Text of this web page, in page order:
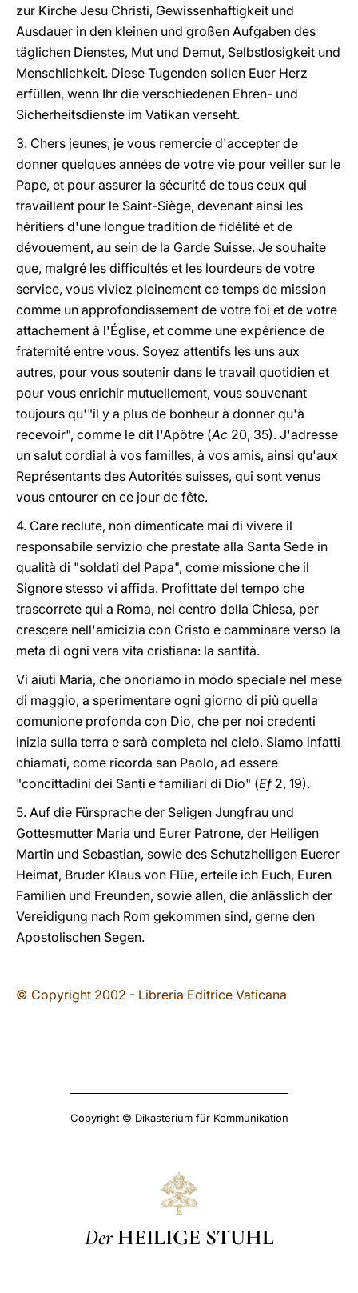
zur Kirche Jesu Christi, Gewissenhaftigkeit und
Ausdauer in den kleinen und großen Aufgaben des
täglichen Dienstes, Mut und Demut, Selbstlosigkeit und
Menschlichkeit. Diese Tugenden sollen Euer Herz
erfüllen, wenn Ihr die verschiedenen Ehren- und
Sicherheitsdienste im Vatikan verseht.
3. Chers jeunes, je vous remercie d'accepter de
donner quelques années de votre vie pour veiller sur le
Pape, et pour assurer la sécurité de tous ceux qui
travaillent pour le Saint-Siège, devenant ainsi les
héritiers d'une longue tradition de fidélité et de
dévouement, au sein de la Garde Suisse. Je souhaite
que, malgré les difficultés et les lourdeurs de votre
service, vous viviez pleinement ce temps de mission
comme un approfondissement de votre foi et de votre
attachement à l'Église, et comme une expérience de
fraternité entre vous. Soyez attentifs les uns aux
autres, pour vous soutenir dans le travail quotidien et
pour vous enrichir mutuellement, vous souvenant
toujours qu'"il y a plus de bonheur à donner qu'à
recevoir", comme le dit l'Apôtre (Ac 20, 35). J'adresse
un salut cordial à vos familles, à vos amis, ainsi qu'aux
Représentants des Autorités suisses, qui sont venus
vous entourer en ce jour de fête.
4. Care reclute, non dimenticate mai di vivere il
responsabile servizio che prestate alla Santa Sede in
qualità di "soldati del Papa", come missione che il
Signore stesso vi affida. Profittate del tempo che
trascorrete qui a Roma, nel centro della Chiesa, per
crescere nell'amicizia con Cristo e camminare verso la
meta di ogni vera vita cristiana: la santità.
Vi aiuti Maria, che onoriamo in modo speciale nel mese
di maggio, a sperimentare ogni giorno di più quella
comunione profonda con Dio, che per noi credenti
inizia sulla terra e sarà completa nel cielo. Siamo infatti
chiamati, come ricorda san Paolo, ad essere
"concittadini dei Santi e familiari di Dio" (Ef2, 19).
5. Auf die Fürsprache der Seligen Jungfrau und
Gottesmutter Maria und Eurer Patrone, der Heiligen
Martin und Sebastian, sowie des Schutzheiligen Euerer
Heimat, Bruder Klaus von Flüe, erteile ich Euch, Euren
Familien und Freunden, sowie allen, die anlässlich der
Vereidigung nach Rom gekommen sind, gerne den
Apostolischen Segen.
© Copyright 2002 - Libreria Editrice Vaticana
Copyright © Dikasterium für Kommunikation
Der HEILIGE STUHL